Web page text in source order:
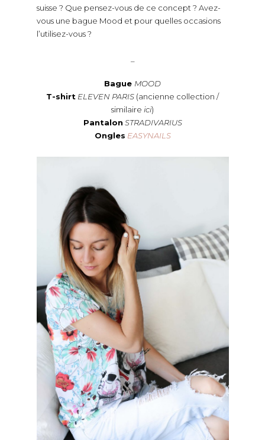
suisse ? Que pensez-vous de ce concept ? Avez-
vous une bague Mood et pour quelles occasions
l’utilisez-vous ?
Bague MOOD
T-shirt ELEVEN PARIS (ancienne collection /
similaire ici)
Pantalon STRADIVARIUS
Ongles EASYNAILS